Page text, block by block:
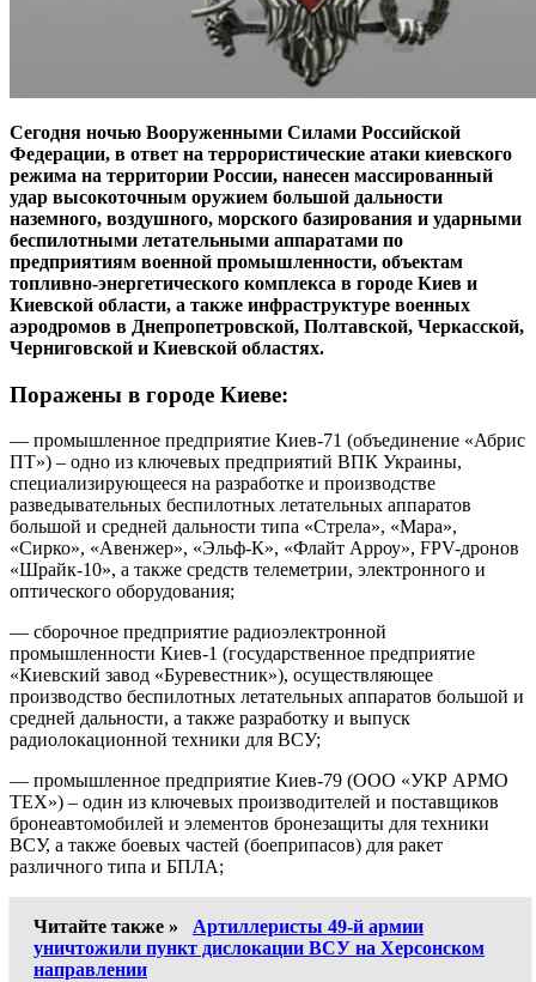
Сегодня ночью Вооруженными Силами Российской
Федерации, в ответ на террористические атаки киевского
режима на территории России, нанесен массированный
удар высокоточным оружием большой дальности
наземного, воздушного, морского базирования и ударными
беспилотными летательными аппаратами по
предприятиям военной промышленности, объектам
топливно-энергетического комплекса в городе Киев и
Киевской области, а также инфраструктуре военных
аэродромов в Днепропетровской, Полтавской, Черкасской,
Черниговской и Киевской областях.
Поражены в городе Киеве:
— промышленное предприятие Киев-71 (объединение «Абрис
ПТ») – одно из ключевых предприятий ВПК Украины,
специализирующееся на разработке и производстве
разведывательных беспилотных летательных аппаратов
большой и средней дальности типа «Стрела», «Мара»,
«Сирко», «Авенжер», «Эльф-К», «Флайт Арроу», FPV-дронов
«Шрайк-10», а также средств телеметрии, электронного и
оптического оборудования;
— сборочное предприятие радиоэлектронной
промышленности Киев-1 (государственное предприятие
«Киевский завод «Буревестник»), осуществляющее
производство беспилотных летательных аппаратов большой и
средней дальности, а также разработку и выпуск
радиолокационной техники для ВСУ;
— промышленное предприятие Киев-79 (ООО «УКР АРМО
ТЕХ») – один из ключевых производителей и поставщиков
бронеавтомобилей и элементов бронезащиты для техники
ВСУ, а также боевых частей (боеприпасов) для ракет
различного типа и БПЛА;
Читайте также »
Артиллеристы 49-й армии
уничтожили пункт дислокации ВСУ на Херсонском
направлении